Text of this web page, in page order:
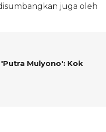
juga oleh
Mulyono': Kok